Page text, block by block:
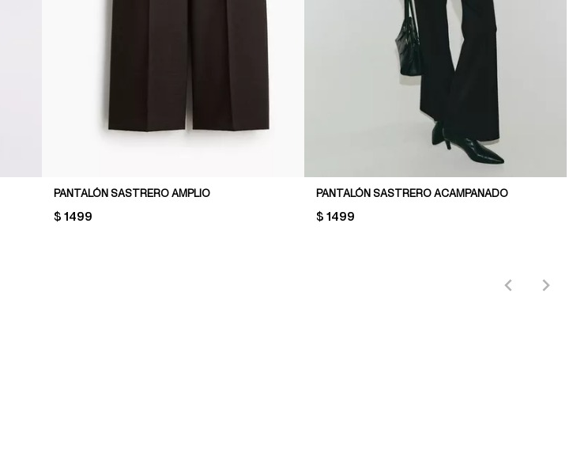
PANTALÓN SASTRERO AMPLIO
PRICE:
$ 1499
PANTALÓN SASTRERO ACAMPANADO
PRICE:
$ 1499